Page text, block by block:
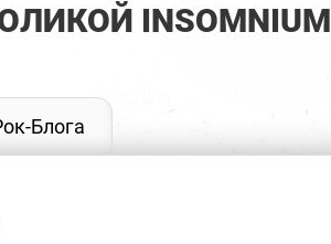
INSOMNIUM
Блога